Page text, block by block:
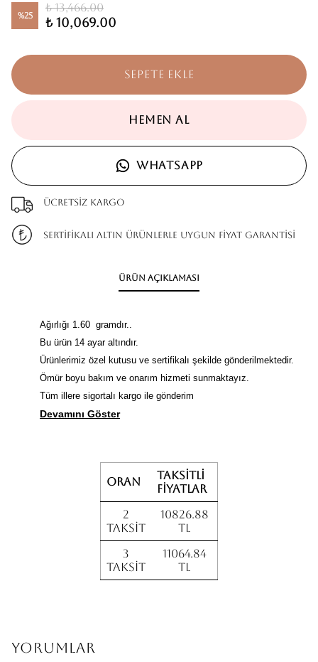
%25
₺ 13,466.00
₺ 10,069.00
SEPETE EKLE
HEMEN AL
WHATSAPP
Ücretsiz kargo
SERTİFİKALI ALTIN ÜRÜNLERLE UYGUN FİYAT GARANTİSİ
Ürün Açıklaması
Ağırlığı 1.60 gramdır..
Bu ürün 14 ayar altındır.
Ürünlerimiz özel kutusu ve sertifikalı şekilde gönderilmektedir.
Ömür boyu bakım ve onarım hizmeti sunmaktayız.
Tüm illere sigortalı kargo ile gönderim
Devamını Göster
Oran
Taksitli
fiyatlar
2
Taksit
10826.88
TL
3
Taksit
11064.84
TL
Yorumlar